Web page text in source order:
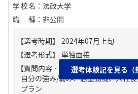
学校名 ： 法政大学
職種 ： 非公開
【質問内容・課題】
自分の強み/弱み、志望動機、入社
プラン
選考体験記を見る（